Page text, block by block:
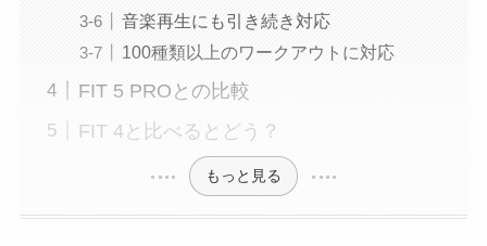
音楽再生にも引き続き対応
100種類以上のワークアウトに対応
FIT 5 PROとの比較
FIT 4と比べるとどう？
もっと見る